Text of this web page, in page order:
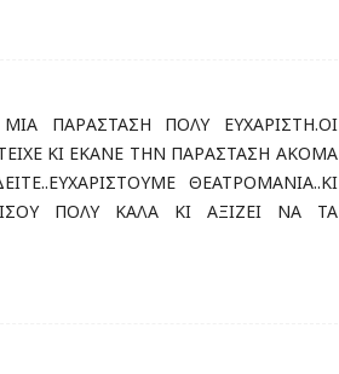
ΠΑΡΑΣΤΑΣΗ ΠΟΛΥ ΕΥΧΑΡΙΣΤΗ.ΟΙ
ΚΙ ΕΚΑΝΕ ΤΗΝ ΠΑΡΑΣΤΑΣΗ ΑΚΟΜΑ
ΘΕΑΤΡΟΜΑΝΙΑ..ΚΙ
ΠΟΛΥ ΚΑΛΑ ΚΙ ΑΞΙΖΕΙ ΝΑ ΤΑ